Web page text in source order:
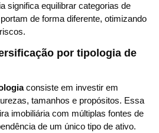
significa equilibrar categorias de
de forma diferente, otimizando
por tipologia de
consiste em investir em
tamanhos e propósitos. Essa
imobiliária com múltiplas fontes de
de um único tipo de ativo.